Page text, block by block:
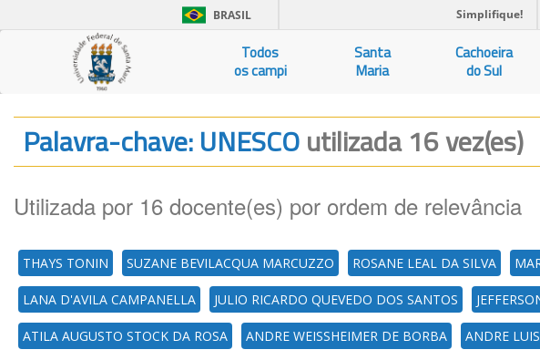
BRASIL Simplifique!
Todos
os campi
Santa
Maria
Cachoeira
do Sul
Palavra-chave: UNESCOutilizada 16 vez(es)
Utilizada por 16 docente(es) por ordem de relevância
THAYS TONIN SUZANE BEVILACQUA MARCUZZO ROSANE LEAL DA SILVA
LANA D'AVILA CAMPANELLA JULIO RICARDO QUEVEDO DOS SANTOS
ATILA AUGUSTO STOCK DA ROSA ANDRE WEISSHEIMER DE BORBA ANDRE